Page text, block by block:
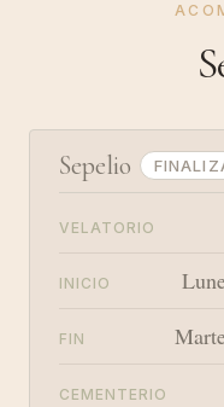
Sepelio
VELATORIO
INICIO
FIN
CEMENTERIO